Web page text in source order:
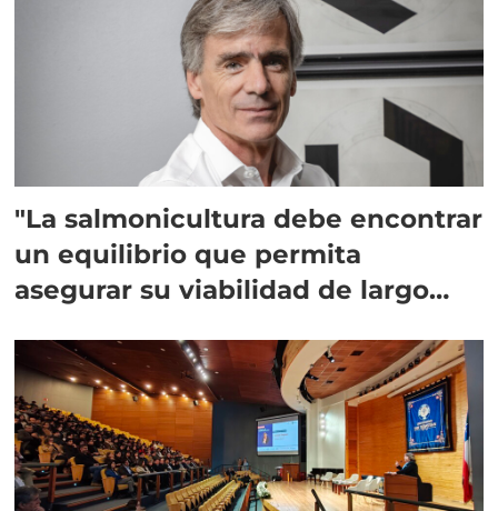
"La salmonicultura debe encontrar
un equilibrio que permita
asegurar su viabilidad de largo